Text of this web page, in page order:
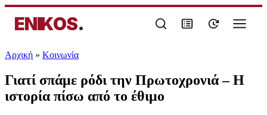
ENIKOS.
Αρχική » Κοινωνία
Γιατί σπάμε ρόδι την Πρωτοχρονιά – Η
ιστορία πίσω από το έθιμο